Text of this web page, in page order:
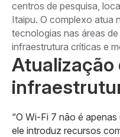
centros de pesquisa,
Itaipu. O complexo atua
tecnologias nas áreas
infraestrutura críticas e
Atualização
“O Wi-Fi 7 não é
ele introduz recursos